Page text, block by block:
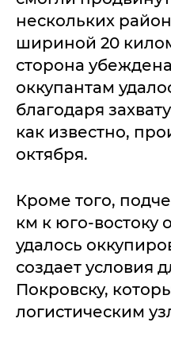
нескольких
шириной 20
сторона
оккупантам
благодаря
как известно,
октября.
Кроме того,
км к юго-востоку
удалось
создает условия
Покровску,
логистическим